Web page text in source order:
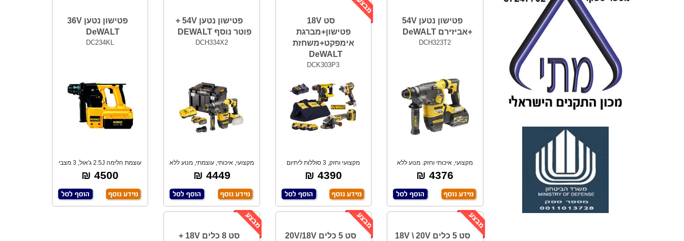
פטישון נטען 54V
+אביזירם DeWALT
DCH323T2
מקצועי, איכותי וחזק. מנוע ללא
פחמים BRUS
4376 ₪
סט 18V
פטישון+מברגת
אימפקט+משחזת
DeWALT
DCK303P3
מקצועי וחזק, 3 סוללות ליתיום
5Ah אמפר, ב
4390 ₪
פטישון נטען 54V +
פוטר נוסף DEWALT
DCH334X2
מקצועי, איכותי, עוצמתי, מנוע ללא
פחמים B
4449 ₪
פטישון נטען 36V
DeWALT
DC234KL
עוצמת הלימה 2.5J ג'אול, 3 מצבי
עבודה, מה
4500 ₪
סט 5 כלים 18V \ 20V
סט 5 כלים 20V/18V
סט 8 כלים 18V +